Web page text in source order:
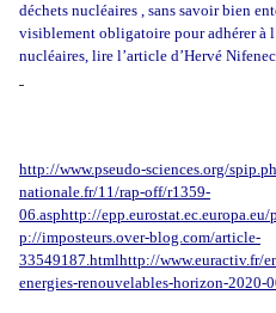
déchets nucléaires , sans savoir bien
visiblement obligatoire pour adhérer à
nucléaires, lire l’article d’Hervé
http://www.pseudo-sciences.org/
nationale.fr/11/rap-off/r1359-
06.asphttp://
p://imposteurs.over-blog.com/article-
33549187.htmlhttp://www.euractiv.fr/
energies-renouvelables-horizon-2020-